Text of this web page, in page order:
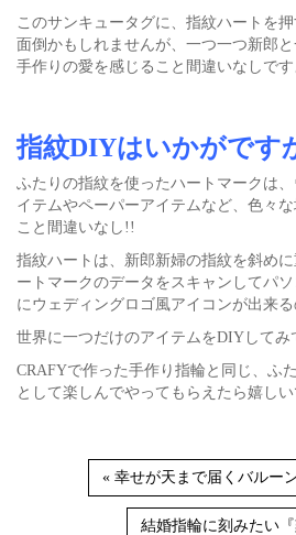
このサンキュータグに、指紋ハートを
面倒かもしれませんが、一つ一つ新郎
手作りの愛を感じること間違いなしで
指紋DIYはいかがです
ふたりの指紋を使ったハートマークは
イテムやペーパーアイテムなど、色々
こと間違いなし!!
指紋ハートは、新郎新婦の指紋を斜め
ートマークのデータをスキャンしてパ
にウェディングロゴ風アイコンが出来る
世界に一つだけのアイテムをDIYして
CRAFYで作った手作り指輪と同じ、ふ
として楽しんでやってもらえたら嬉しい
« 幸せが天まで届くバルー
結婚指輪に刻みたい